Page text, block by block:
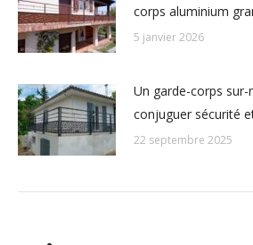
corps aluminium
5 janvier 2026
Un garde-corps
conjuguer sécurité
22 septembre 2025